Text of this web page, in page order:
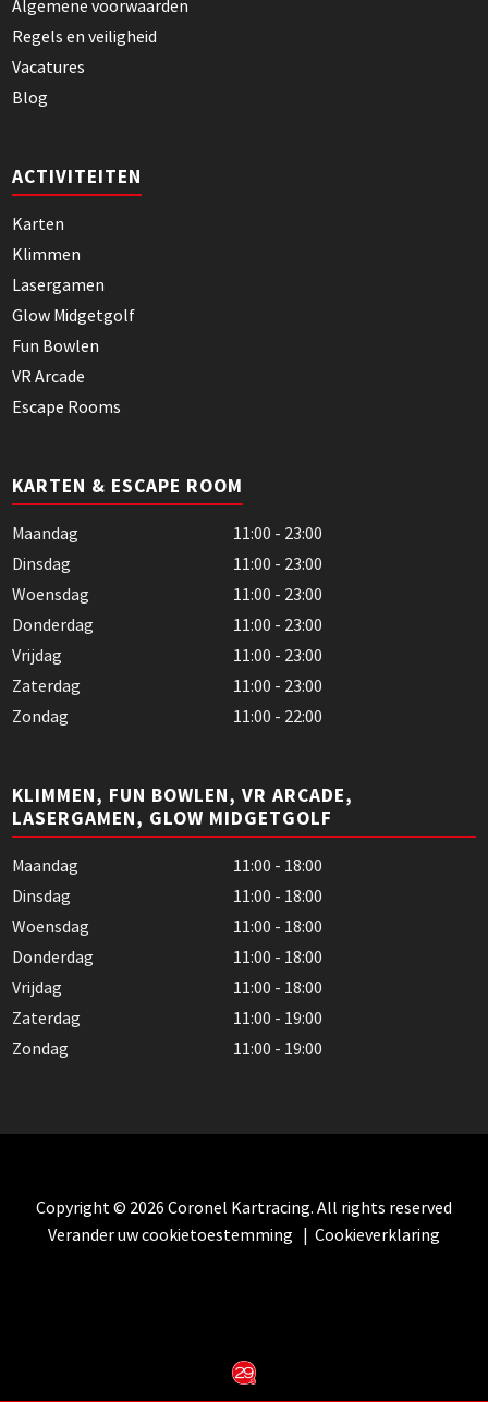
Algemene voorwaarden
Regels en veiligheid
Vacatures
Blog
ACTIVITEITEN
Karten
Klimmen
Lasergamen
Glow Midgetgolf
Fun Bowlen
VR Arcade
Escape Rooms
KARTEN & ESCAPE ROOM
Maandag
11:00 - 23:00
Dinsdag
11:00 - 23:00
Woensdag
11:00 - 23:00
Donderdag
11:00 - 23:00
Vrijdag
11:00 - 23:00
Zaterdag
11:00 - 23:00
Zondag
11:00 - 22:00
KLIMMEN, FUN BOWLEN, VR ARCADE,
LASERGAMEN, GLOW MIDGETGOLF
Maandag
11:00 - 18:00
Dinsdag
11:00 - 18:00
Woensdag
11:00 - 18:00
Donderdag
11:00 - 18:00
Vrijdag
11:00 - 18:00
Zaterdag
11:00 - 19:00
Zondag
11:00 - 19:00
Copyright © 2026 Coronel Kartracing. All rights reserved
Verander uw cookietoestemming | Cookieverklaring